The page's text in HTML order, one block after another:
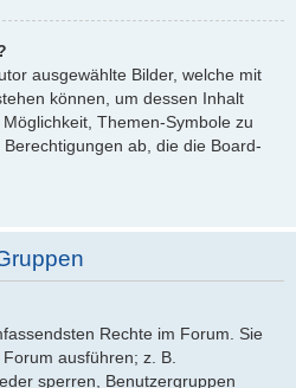
ausgewählte Bilder, welche mit
können, um dessen Inhalt
Themen-Symbole zu
ab, die die Board-
Rechte im Forum. Sie
ausführen; z. B.
sperren, Benutzergruppen